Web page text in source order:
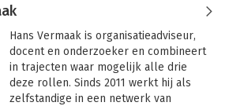
Hans Vermaak is organisatieadviseur,
docent en onderzoeker en combineert
in trajecten waar mogelijk alle drie
deze rollen. Sinds 2011 werkt hij als
zelfstandige in een netwerk van